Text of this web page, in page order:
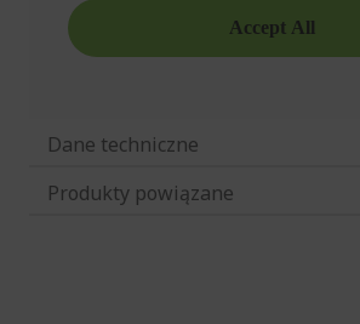
Dane techniczne
Produkty powiązane